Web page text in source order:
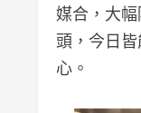
媒合，大
頭，今日
心。